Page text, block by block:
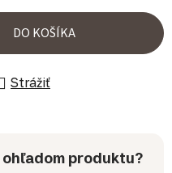
DO KOŠÍKA
Strážiť
produktu?